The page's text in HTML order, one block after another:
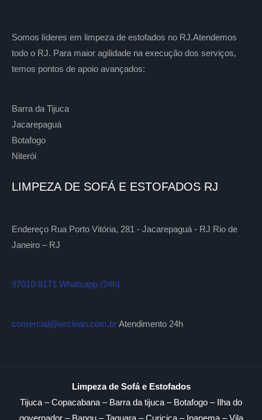
Somos líderes em limpeza de estofados no RJ.Atendemos
todo o RJ. Para maior agilidade na execução dos serviços,
temos pontos de apoio avançados:
Barra da Tijuca
Jacarepaguá
Botafogo
Niterói
LIMPEZA DE SOFÁ E ESTOFADOS RJ
Endereço Rua Porto Vitória, 281 - Jacarepaguá - RJ Rio de
Janeiro – RJ
97010-8171 Whatsapp (24h)
comercial@wrclean.com.brAtendimento 24h
Limpeza de Sofá e Estofados
Tijuca – Copacabana – Barra da tijuca – Botafogo – Ilha do